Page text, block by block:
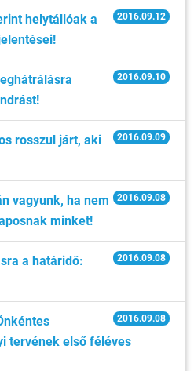
2016.09.12
helytállóak a
2016.09.10
2016.09.09
rosszul járt, aki
2016.09.08
vagyunk, ha nem
minket!
2016.09.08
a határidő:
2016.09.08
tervének első féléves